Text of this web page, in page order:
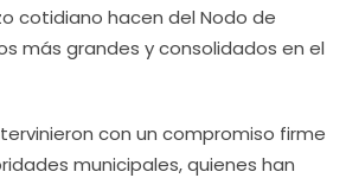
cotidiano hacen del Nodo de
más grandes y consolidados en el
con un compromiso firme
municipales, quienes han